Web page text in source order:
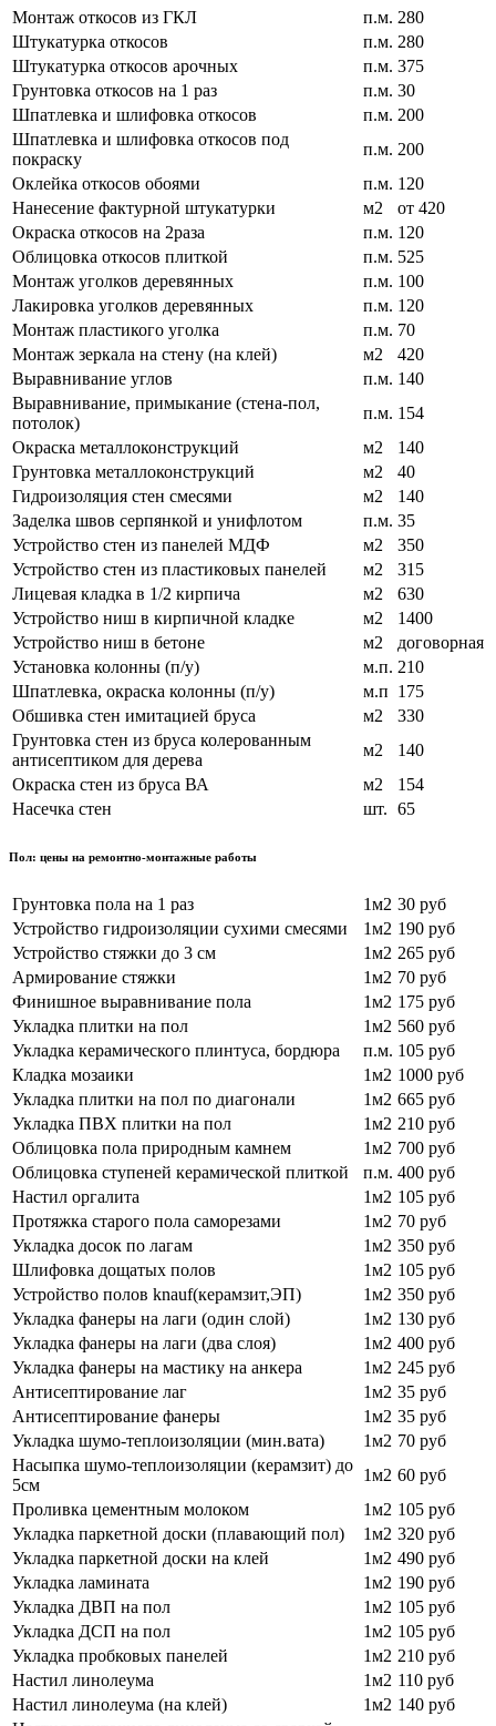
Монтаж откосов из ГКЛ
п.м. 280
Штукатурка откосов
п.м. 280
Штукатурка откосов арочных
п.м. 375
Грунтовка откосов на 1 раз
п.м. 30
Шпатлевка и шлифовка откосов
п.м. 200
Шпатлевка и шлифовка откосов под
покраску
п.м. 200
Оклейка откосов обоями
п.м. 120
Нанесение фактурной штукатурки
м2
от 420
Окраска откосов на 2раза
п.м. 120
Облицовка откосов плиткой
п.м. 525
Монтаж уголков деревянных
п.м. 100
Лакировка уголков деревянных
п.м. 120
Монтаж пластикого уголка
п.м. 70
Монтаж зеркала на стену (на клей)
м2
420
Выравнивание углов
п.м. 140
Выравнивание, примыкание (стена-пол,
потолок)
п.м. 154
Окраска металлоконструкций
м2
140
Грунтовка металлоконструкций
м2
40
Гидроизоляция стен смесями
м2
140
Заделка швов серпянкой и унифлотом
п.м. 35
Устройство стен из панелей МДФ
м2
350
Устройство стен из пластиковых панелей
м2
315
Лицевая кладка в 1/2 кирпича
м2
630
Устройство ниш в кирпичной кладке
м2
1400
Устройство ниш в бетоне
м2
договорная
Установка колонны (п/у)
м.п. 210
Шпатлевка, окраска колонны (п/у)
м.п 175
Обшивка стен имитацией бруса
м2
330
Грунтовка стен из бруса колерованным
антисептиком для дерева
м2
140
Окраска стен из бруса ВА
м2
154
Насечка стен
шт. 65
Пол: цены на ремонтно-монтажные работы
Грунтовка пола на 1 раз 1м2 30 руб
Устройство гидроизоляции сухими смесями
1м2 190 руб
Устройство стяжки до 3 см
1м2 265 руб
Армирование стяжки
1м2 70 руб
Финишное выравнивание пола
1м2 175 руб
Укладка плитки на пол
1м2 560 руб
Укладка керамического плинтуса, бордюра
п.м. 105 руб
Кладка мозаики
1м2 1000 руб
Укладка плитки на пол по диагонали
1м2 665 руб
Укладка ПВХ плитки на пол
1м2 210 руб
Облицовка пола природным камнем
1м2 700 руб
Облицовка ступеней керамической плиткой
п.м. 400 руб
Настил оргалита
1м2 105 руб
Протяжка старого пола саморезами
1м2 70 руб
Укладка досок по лагам
1м2 350 руб
Шлифовка дощатых полов
1м2 105 руб
Устройство полов knauf(керамзит,ЭП)
1м2 350 руб
Укладка фанеры на лаги (один слой)
1м2 130 руб
Укладка фанеры на лаги (два слоя)
1м2 400 руб
Укладка фанеры на мастику на анкера
1м2 245 руб
Антисептирование лаг
1м2 35 руб
Антисептирование фанеры
1м2 35 руб
Укладка шумо-теплоизоляции (мин.вата)
1м2 70 руб
Насыпка шумо-теплоизоляции (керамзит) до
5см
1м2 60 руб
Проливка цементным молоком
1м2 105 руб
Укладка паркетной доски (плавающий пол)
1м2 320 руб
Укладка паркетной доски на клей
1м2 490 руб
Укладка ламината
1м2 190 руб
Укладка ДВП на пол
1м2 105 руб
Укладка ДСП на пол
1м2 105 руб
Укладка пробковых панелей
1м2 210 руб
Настил линолеума
1м2 110 руб
Настил линолеума (на клей)
1м2 140 руб